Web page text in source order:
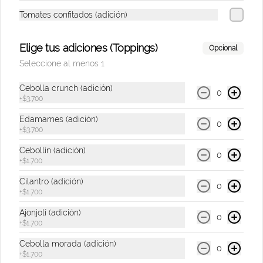
Te Hatsu Negro
Bebida con té negro & jugo de limón de
$9.500
Tomates confitados (adición)
Elige tus adiciones (Toppings) Opcional
Seleccione al menos 1
Cebolla crunch (adición)
+$3.700
0
Edamames (adición)
+$3.700
0
Cebollín (adición)
+$1.700
0
Cilantro (adición)
+$1.700
0
Ajonjolí (adición)
+$1.700
0
Cebolla morada (adición)
+$1.700
0